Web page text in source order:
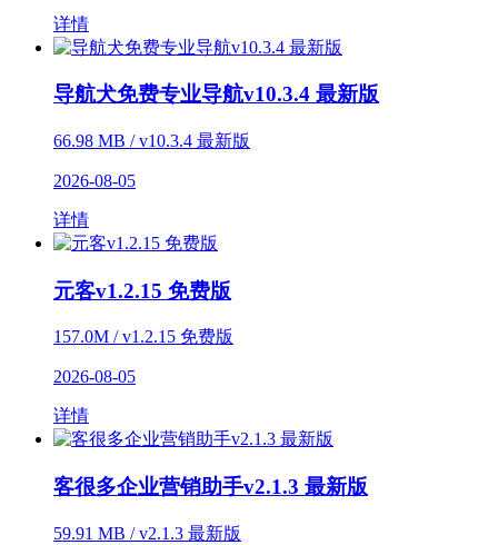
详情
导航犬免费专业导航v10.3.4 最新版
66.98 MB / v10.3.4 最新版
2026-08-05
详情
元客v1.2.15 免费版
157.0M / v1.2.15 免费版
2026-08-05
详情
客很多企业营销助手v2.1.3 最新版
59.91 MB / v2.1.3 最新版